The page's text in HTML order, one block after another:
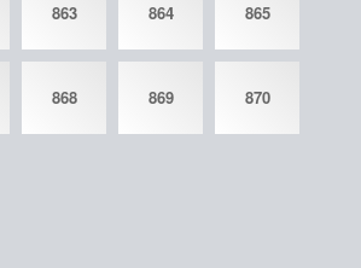
863 864 865
868 869 870